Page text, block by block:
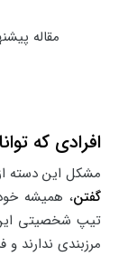
مقاله
افرادی که
مشکل این دسته
گفتن، همیشه
تیپ شخصیتی این
مرزبندی ندارند